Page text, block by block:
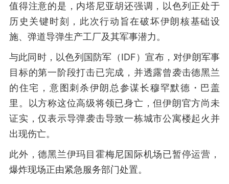
值得注意的是，内塔尼亚胡还强调，以色列正处于
历史关键时刻，此次行动旨在破坏伊朗核基础设
施、弹道导弹生产工厂及其军事潜力。
与此同时，以色列国防军（IDF）宣布，对伊朗军事
目标的第一阶段打击已完成，并透露曾袭击德黑兰
的住宅，意图刺杀伊朗总参谋长穆罕默德・巴盖
里。以方称这位高级将领已身亡，但伊朗官方尚未
证实，仅表示导弹袭击导致一栋城市公寓楼起火并
出现伤亡。
此外，德黑兰伊玛目霍梅尼国际机场已暂停运营，
爆炸现场正由紧急服务部门处置。